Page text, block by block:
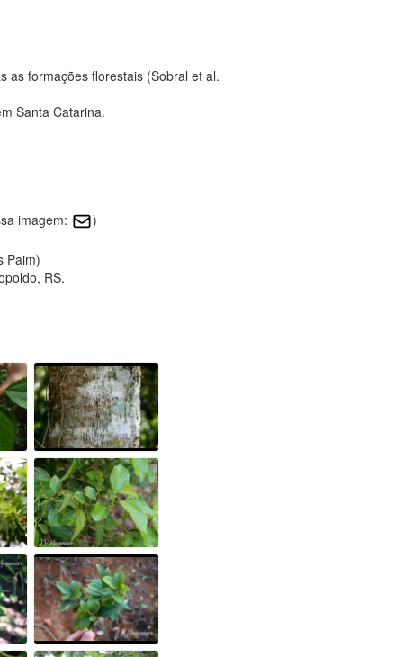
as formações florestais (Sobral et al.
Santa Catarina.
imagem: )
Paim)
RS.